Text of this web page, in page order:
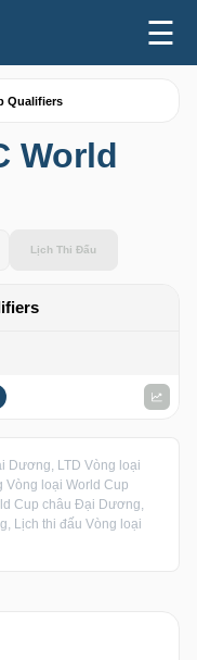
☰
Qualifiers
World
Lịch Thi Đấu
Dương, LTD Vòng loại
loại World Cup
Cup châu Đại Dương,
Lịch thi đấu Vòng loại